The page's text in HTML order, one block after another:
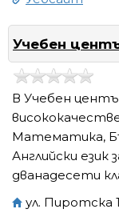
Учебен
В Учебен
Математика,
Английски език
дванадесети
ул. Пиротска